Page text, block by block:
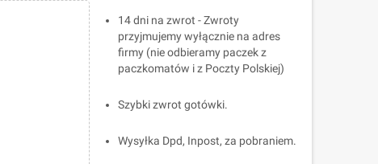
14 dni na zwrot - Zwroty
przyjmujemy wyłącznie na adres
firmy (nie odbieramy paczek z
paczkomatów i z Poczty Polskiej)
Szybki zwrot gotówki.
Wysyłka Dpd, Inpost, za pobraniem.